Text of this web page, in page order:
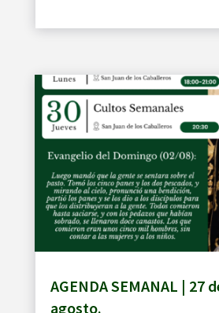
AGENDA SEMANAL | 27
agosto.